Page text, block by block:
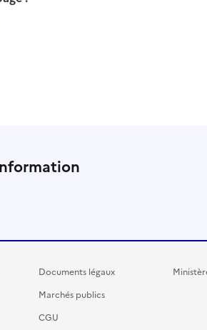
sur LinkedIn
Documents légaux
Marchés publics
CGU